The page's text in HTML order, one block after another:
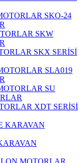
SKO-24
SKW
SKX SERİSİ
SLA019
SU
XDT SERİSİ
MOTORLAR